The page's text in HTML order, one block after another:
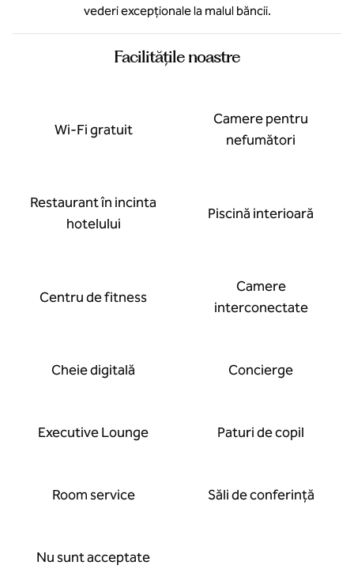
vederi excepționale la malul băncii.
Facilităţile noastre
Wi-Fi gratuit
Camere pentru
nefumători
Restaurant în incinta
hotelului
Piscină interioară
Centru de fitness
Camere
interconectate
Cheie digitală Concierge
Executive Lounge Paturi de copil
Room service Săli de conferință
Nu sunt acceptate